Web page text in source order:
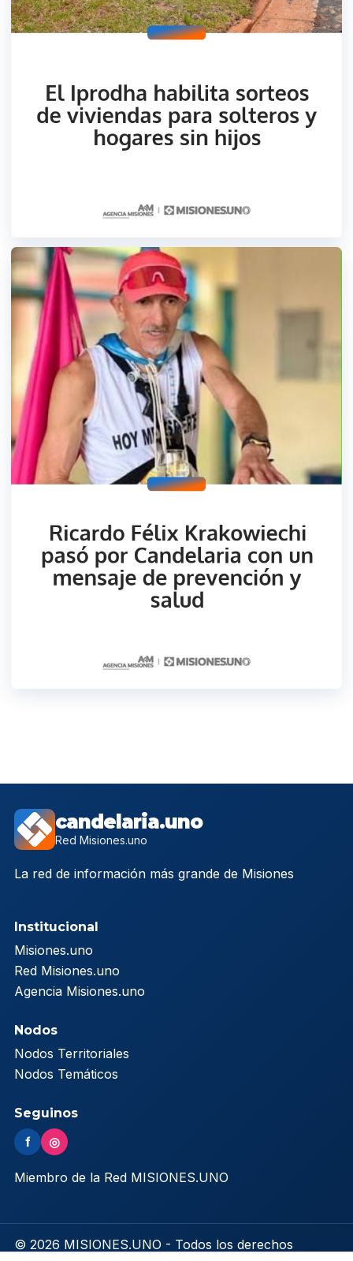
candelaria.uno
Red Misiones.uno
La red de información más grande de Misiones
Institucional
Misiones.uno
Red Misiones.uno
Agencia Misiones.uno
Nodos
Nodos Territoriales
Nodos Temáticos
Seguinos
f ◎
Miembro de la Red MISIONES.UNO
© 2026 MISIONES.UNO - Todos los derechos